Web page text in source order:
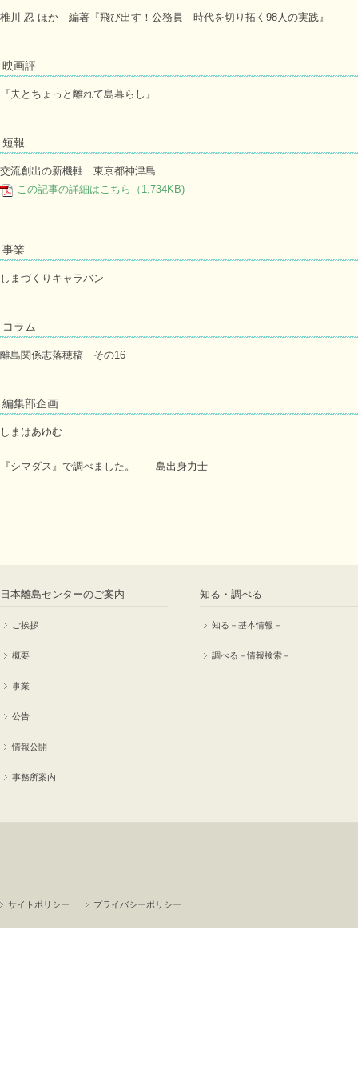
椎川 忍 ほか 編著『飛び出す！公務員 時代を切り拓く98人の実践』
映画評
『夫とちょっと離れて島暮らし』
短報
交流創出の新機軸 東京都神津島
この記事の詳細はこちら（1,734KB)
事業
しまづくりキャラバン
コラム
離島関係志落穂稿 その16
編集部企画
しまはあゆむ
『シマダス』で調べました。――島出身力士
日本離島センターのご案内
ご挨拶
概要
事業
公告
情報公開
事務所案内
知る・調べる
知る－基本情報－
調べる－情報検索－
サイトポリシー プライバシーポリシー